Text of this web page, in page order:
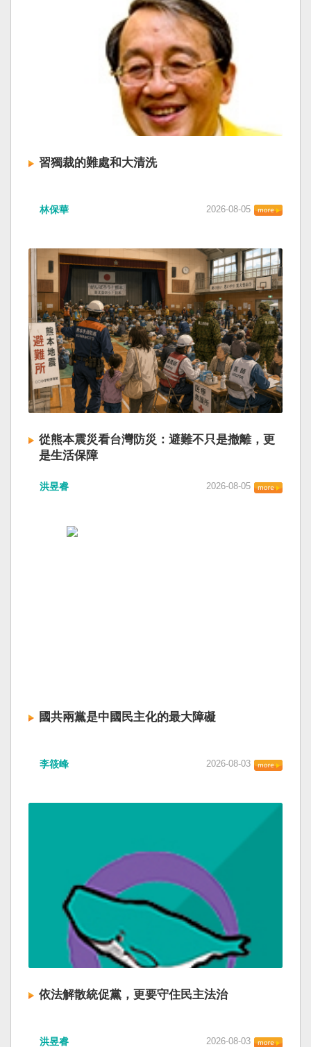
習獨裁的難處和大清洗
林保華 2026-08-05
從熊本震災看台灣防災：避難不只是撤離，更
是生活保障
洪昱睿 2026-08-05
國共兩黨是中國民主化的最大障礙
李筱峰 2026-08-03
依法解散統促黨，更要守住民主法治
洪昱睿 2026-08-03